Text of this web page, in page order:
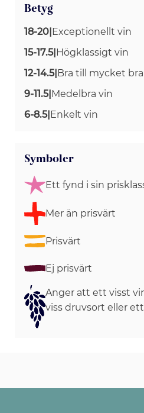
Betyg
18-20|Exceptionellt vin
15-17.5|Högklassigt vin
12-14.5|Bra till mycket
9-11.5|Medelbra vin
6-8.5|Enkelt vin
Symboler
Ett fynd i sin
Mer än prisvärt
Prisvärt
Ej prisvärt
Anger att ett visst
viss druvsort eller